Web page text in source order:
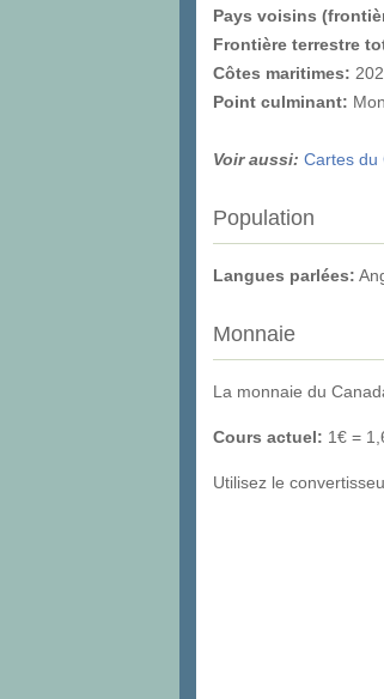
Pays voisins
Frontière terrestre
Côtes maritimes:
Point culminant:
Voir aussi: Cartes du
Population
Langues parlées:
Monnaie
La monnaie du
Cours actuel: 1€ =
Utilisez le